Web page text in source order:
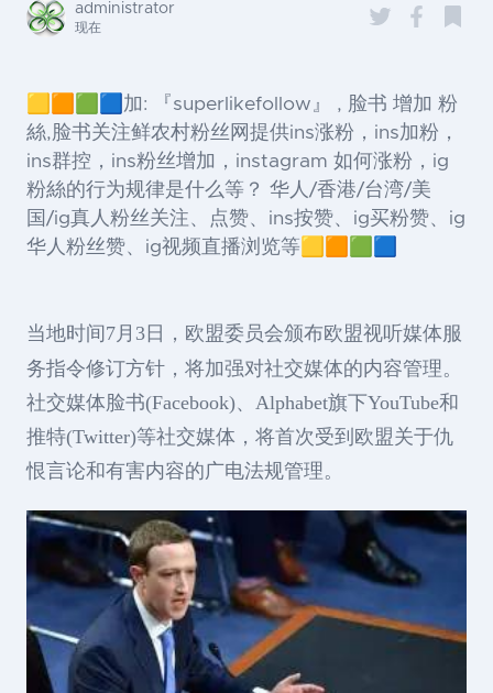
administrator
现在
🟨🟧🟩🟦加: 『superlikefollow』 , 脸书 增加 粉
絲,脸书关注鲜农村粉丝网提供ins涨粉，ins加粉，
ins群控，ins粉丝增加，instagram 如何涨粉，ig
粉絲的行为规律是什么等？ 华人/香港/台湾/美
国/ig真人粉丝关注、点赞、ins按赞、ig买粉赞、ig
华人粉丝赞、ig视频直播浏览等🟨🟧🟩🟦
当地时间7月3日，欧盟委员会颁布欧盟视听媒体服
务指令修订方针，将加强对社交媒体的内容管理。
社交媒体脸书(Facebook)、Alphabet旗下YouTube和
推特(Twitter)等社交媒体，将首次受到欧盟关于仇
恨言论和有害内容的广电法规管理。